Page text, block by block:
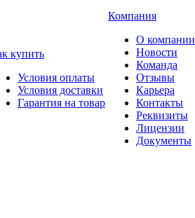
купить
Условия оплаты
Условия доставки
Гарантия на товар
Компания
О компании
Новости
Команда
Отзывы
Карьера
Контакты
Реквизиты
Лицензии
Документы